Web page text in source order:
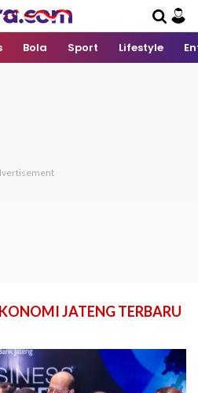
Bola Sport Lifestyle
JATENG TERBARU